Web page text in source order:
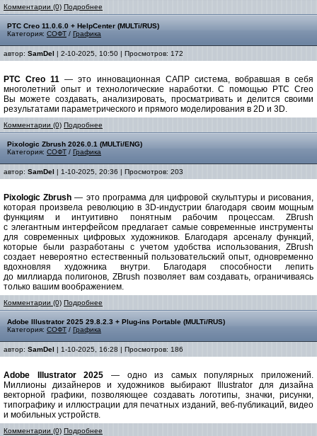
Комментарии (0) Подробнее
PTC Creo 11.0.6.0 + HelpCenter (MULTi/RUS)
Категория: СОФТ / Графика
автор: SamDel | 2-10-2025, 10:50 | Просмотров: 172
PTC Creo 11 — это инновационная САПР система, вобравшая в себя
многолетний опыт и технологические наработки. C помощью PTC Creo
Вы можете создавать, анализировать, просматривать и делится своими
результатами параметрического и прямого моделирования в 2D и 3D.
Комментарии (0) Подробнее
Pixologic Zbrush 2026.0.1 (MULTi/ENG)
Категория: СОФТ / Графика
автор: SamDel | 1-10-2025, 20:36 | Просмотров: 203
Pixologic Zbrush — это программа для цифровой скульптуры и рисования,
которая произвела революцию в 3D-индустрии благодаря своим мощным
функциям и интуитивно понятным рабочим процессам. ZBrush
с элегантным интерфейсом предлагает самые современные инструменты
для современных цифровых художников. Благодаря арсеналу функций,
которые были разработаны с учетом удобства использования, ZBrush
создает невероятно естественный пользовательский опыт, одновременно
вдохновляя художника внутри. Благодаря способности лепить
до миллиарда полигонов, ZBrush позволяет вам создавать, ограничиваясь
только вашим воображением.
Комментарии (0) Подробнее
Adobe Illustrator 2025 29.8.2.3 + Plug-ins Portable (MULTi/RUS)
Категория: СОФТ / Графика
автор: SamDel | 1-10-2025, 16:28 | Просмотров: 186
Adobe Illustrator 2025 — одно из самых популярных приложений.
Миллионы дизайнеров и художников выбирают Illustrator для дизайна
векторной графики, позволяющее создавать логотипы, значки, рисунки,
типографику и иллюстрации для печатных изданий, веб-публикаций, видео
и мобильных устройств.
Комментарии (0) Подробнее